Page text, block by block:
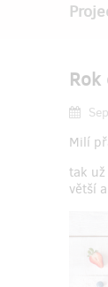
Milí
tak
větší